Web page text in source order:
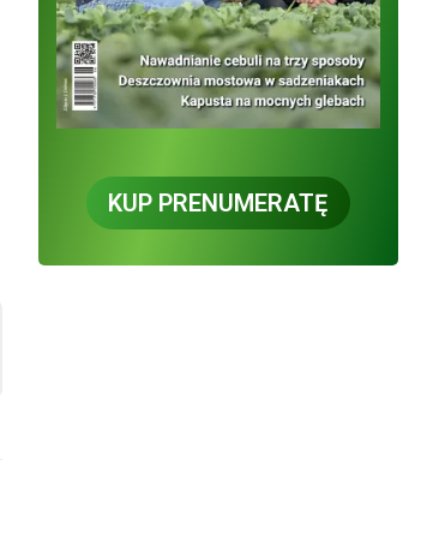
KUP PRENUMERATĘ